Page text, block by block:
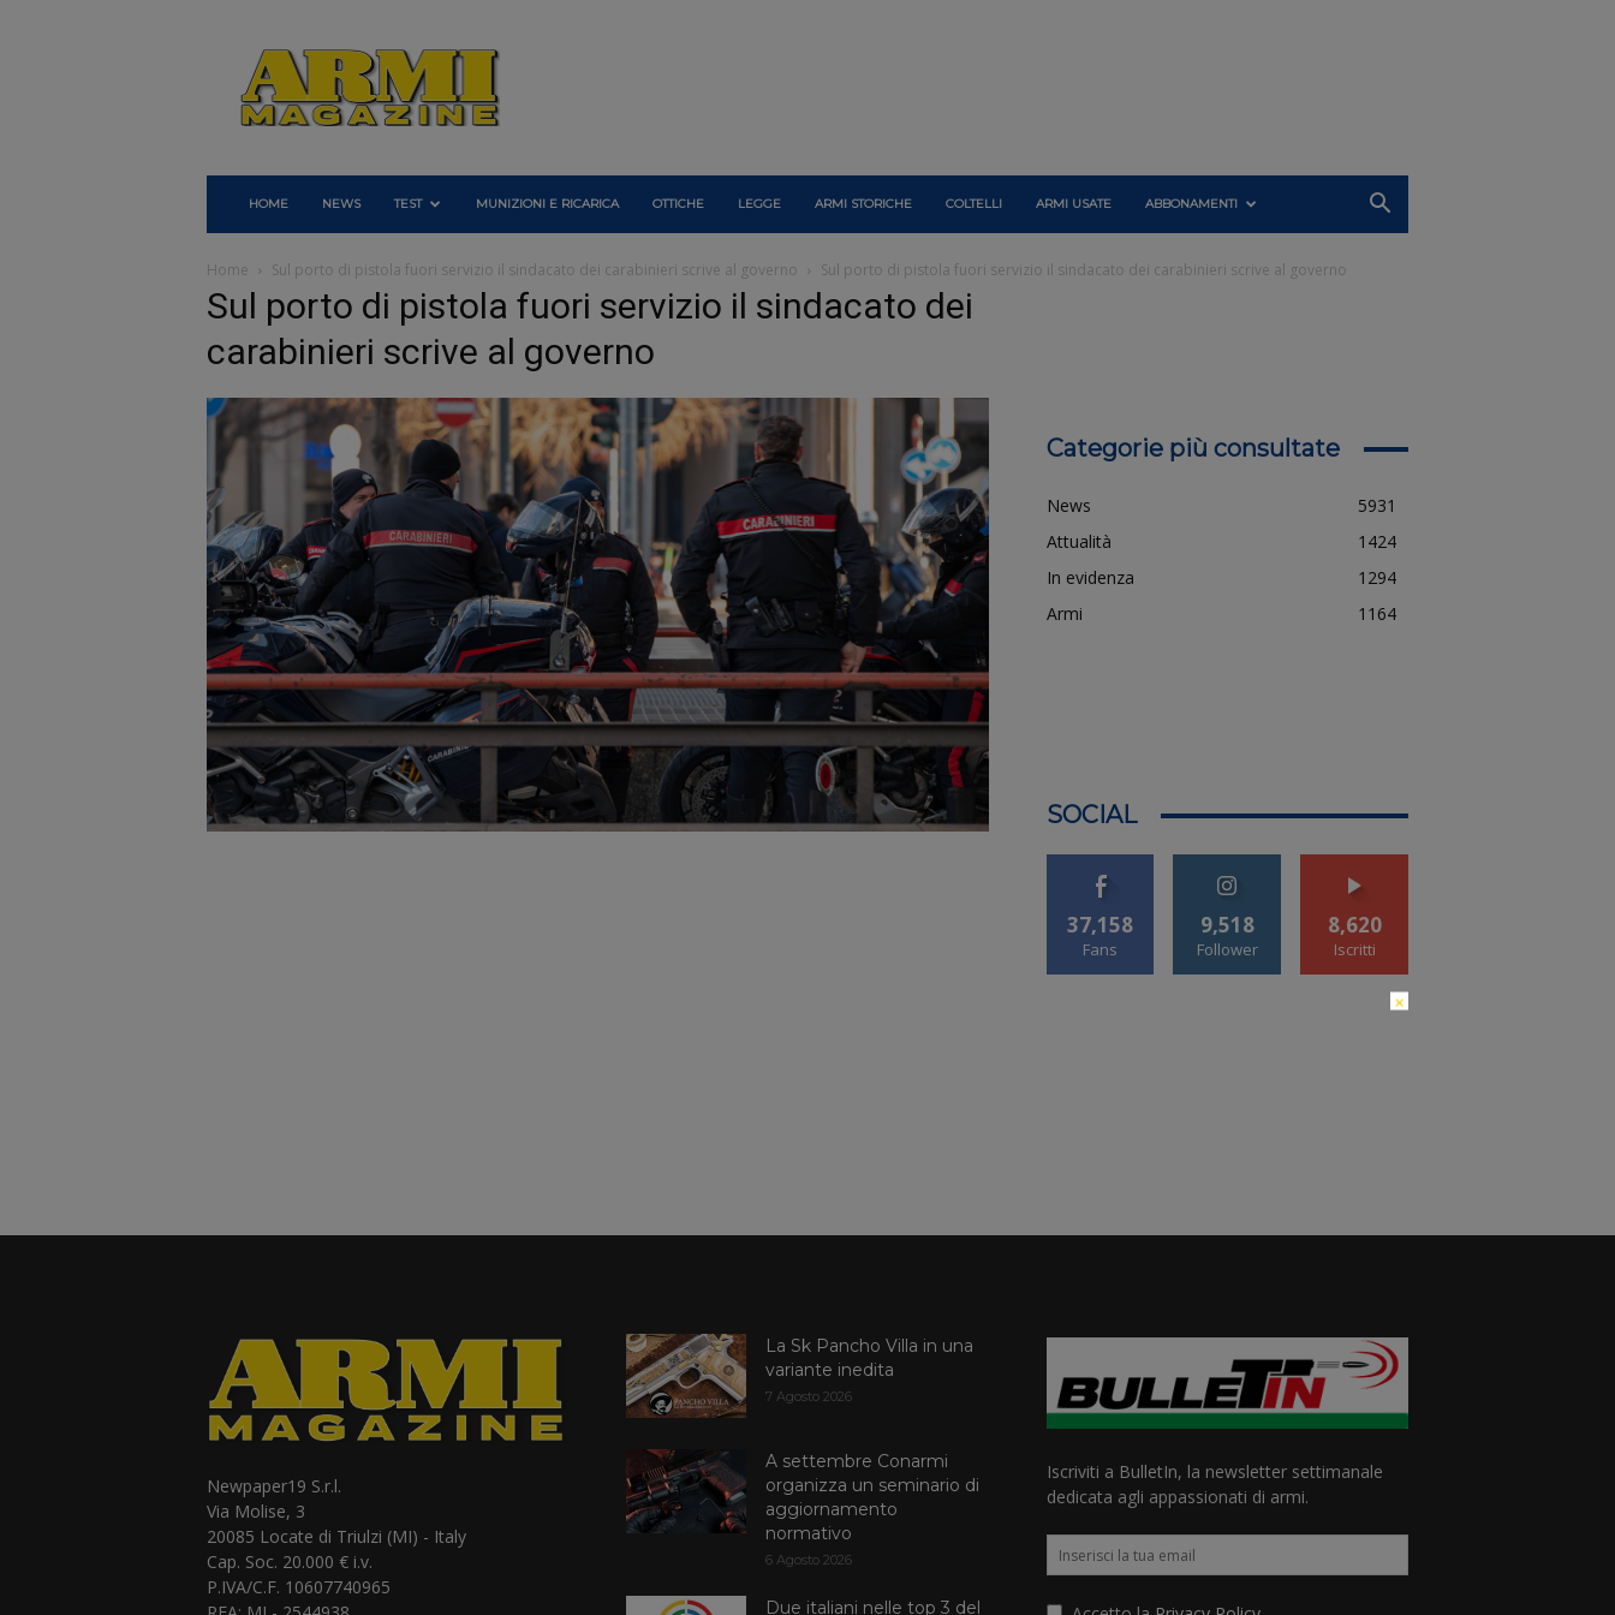
Armi
Magazine
HOME NEWS TEST MUNIZIONI E RICARICA OTTICHE LEGGE ARMI STORICHE COLTELLI ARMI USATE ABBONAMENTI
Home Sul porto di pistola fuori servizio il sindacato dei carabinieri scrive al governo Sul porto di pistola fuori servizio il sindacato dei carabinieri scrive al governo
Sul porto di pistola fuori servizio il sindacato dei
carabinieri scrive al governo
Categorie più consultate
News
5931
Attualità
1424
In evidenza
1294
Armi
1164
SOCIAL
37,158
Fans
9,518
Follower
8,620
Iscritti
Newpaper19 S.r.l.
Via Molise, 3
20085 Locate di Triulzi (MI) - Italy
Cap. Soc. 20.000 € i.v.
P.IVA/C.F. 10607740965
La Sk Pancho Villa in una
variante inedita
7 Agosto 2026
A settembre Conarmi
organizza un seminario di
aggiornamento
normativo
6 Agosto 2026
Due italiani nelle top 3 del
Iscriviti a BulletIn, la newsletter settimanale
dedicata agli appassionati di armi.
×